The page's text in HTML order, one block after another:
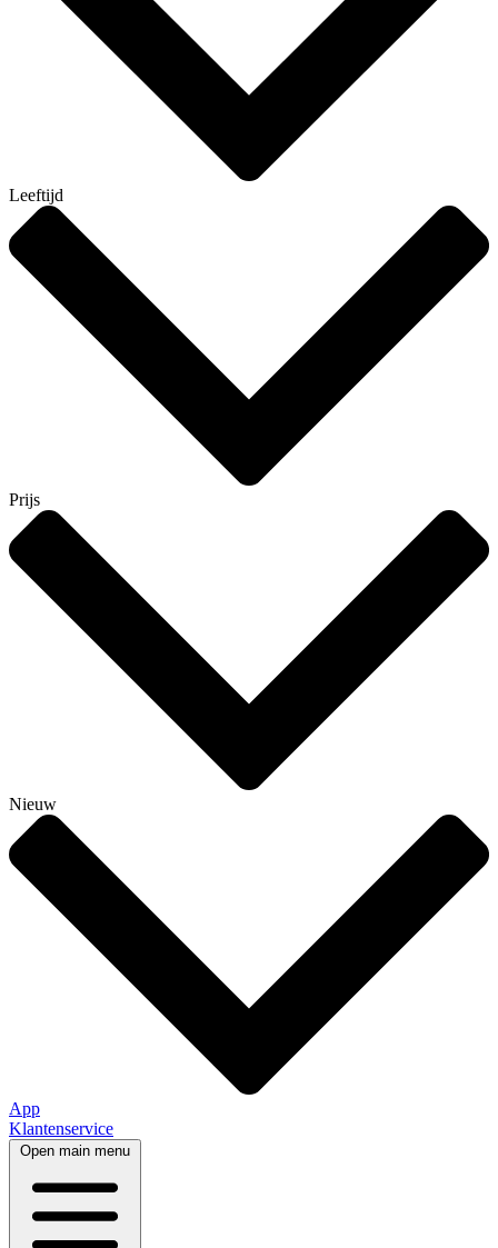
Leeftijd
Prijs
Nieuw
App
Klantenservice
Open main menu